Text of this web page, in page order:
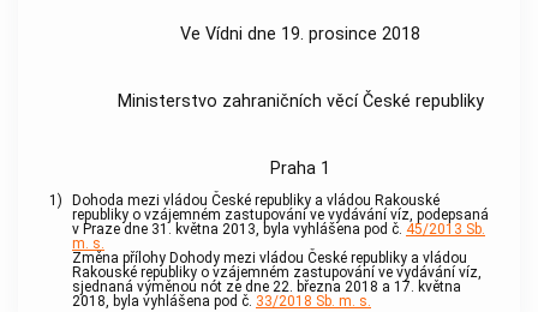
Ve Vídni dne 19. prosince 2018
Ministerstvo zahraničních věcí České republiky
Praha 1
1)
Dohoda mezi vládou České republiky a vládou Rakouské
republiky o vzájemném zastupování ve vydávání víz, podepsaná
v Praze dne 31. května 2013, byla vyhlášena pod č. 45/2013 Sb.
m. s.
Změna přílohy Dohody mezi vládou České republiky a vládou
Rakouské republiky o vzájemném zastupování ve vydávání víz,
sjednaná výměnou nót ze dne 22. března 2018 a 17. května
2018, byla vyhlášena pod č. 33/2018 Sb. m. s.